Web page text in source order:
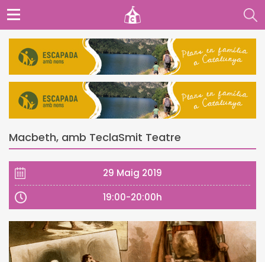
Macbeth, amb TeclaSmit Teatre
29 Maig 2019
19:00-20:00h